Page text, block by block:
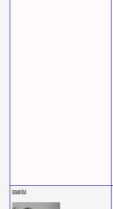
manju